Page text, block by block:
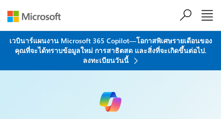
เวบินาร์แผนงาน Microsoft 365 Copilot—โอกาสพิเศษรายเดือนของ
คุณที่จะได้ทราบข้อมูลใหม่ การสาธิตสด และสิ่งที่จะเกิดขึ้นต่อไป.
ลงทะเบียนวันนี้